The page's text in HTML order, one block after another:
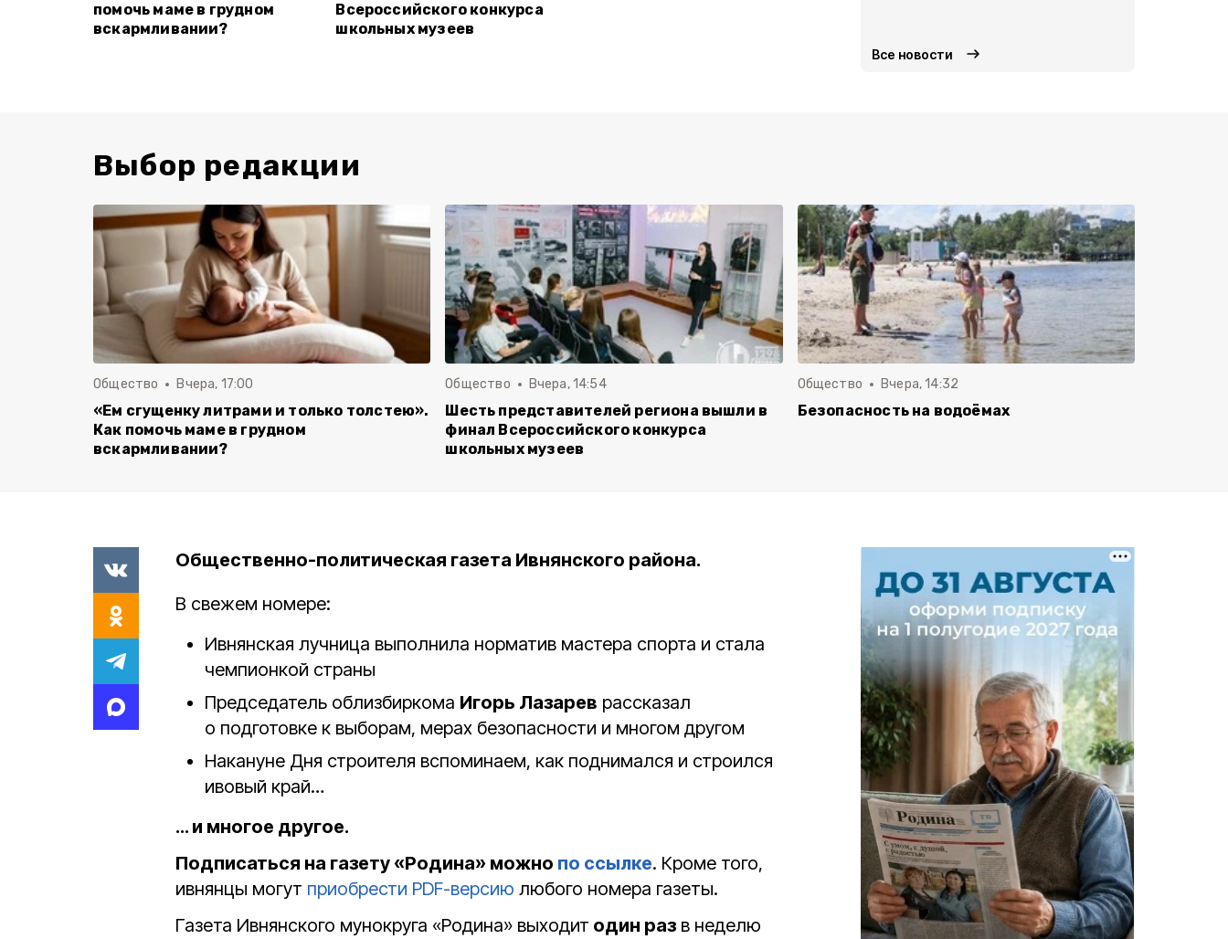
помочь маме в грудном
вскармливании?
Всероссийского конкурса
школьных музеев
Все новости
Выбор редакции
Общество Вчера, 17:00
«Ем сгущенку литрами и только толстею».
Как помочь маме в грудном
вскармливании?
Общество Вчера, 14:54
Шесть представителей региона вышли в
финал Всероссийского конкурса
школьных музеев
Общество Вчера, 14:32
Безопасность на водоёмах
Общественно-политическая газета Ивнянского района.
В свежем номере:
Ивнянская лучница выполнила норматив мастера спорта и стала
чемпионкой страны
Председатель облизбиркома Игорь Лазарев рассказал
о подготовке к выборам, мерах безопасности и многом другом
Накануне Дня строителя вспоминаем, как поднимался и строился
ивовый край…
… и многое другое.
Подписаться на газету «Родина» можно по ссылке. Кроме того,
ивнянцы могут приобрести PDF-версию любого номера газеты.
Газета Ивнянского мунокруга «Родина» выходит один раз в неделю